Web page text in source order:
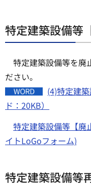
特定建築設備等
特定建築設備等を廃
ださい。
(4)特定建
ド：20KB）
特定建築設備等【廃
イトLoGoフォーム)
特定建築設備等